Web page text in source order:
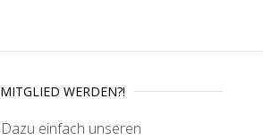
MITGLIED WERDEN?!
Dazu einfach unseren